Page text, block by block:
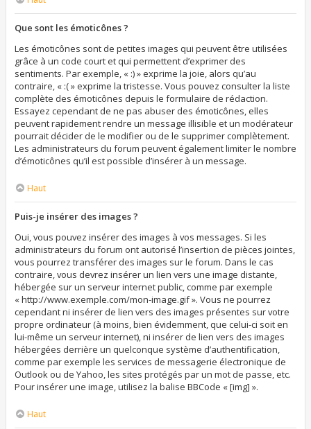
Que sont les émoticônes ?
Les émoticônes sont de petites images qui peuvent être utilisées
grâce à un code court et qui permettent d’exprimer des
sentiments. Par exemple, « :) » exprime la joie, alors qu’au
contraire, « :( » exprime la tristesse. Vous pouvez consulter la liste
complète des émoticônes depuis le formulaire de rédaction.
Essayez cependant de ne pas abuser des émoticônes, elles
peuvent rapidement rendre un message illisible et un modérateur
pourrait décider de le modifier ou de le supprimer complètement.
Les administrateurs du forum peuvent également limiter le nombre
d’émoticônes qu’il est possible d’insérer à un message.
Haut
Puis-je insérer des images ?
Oui, vous pouvez insérer des images à vos messages. Si les
administrateurs du forum ont autorisé l’insertion de pièces jointes,
vous pourrez transférer des images sur le forum. Dans le cas
contraire, vous devrez insérer un lien vers une image distante,
hébergée sur un serveur internet public, comme par exemple
« http://www.exemple.com/mon-image.gif ». Vous ne pourrez
cependant ni insérer de lien vers des images présentes sur votre
propre ordinateur (à moins, bien évidemment, que celui-ci soit en
lui-même un serveur internet), ni insérer de lien vers des images
hébergées derrière un quelconque système d’authentification,
comme par exemple les services de messagerie électronique de
Outlook ou de Yahoo, les sites protégés par un mot de passe, etc.
Pour insérer une image, utilisez la balise BBCode « [img] ».
Haut